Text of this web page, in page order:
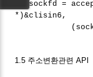
clisockfd =
*)&clisin6,
1.5 주소변환관련 API